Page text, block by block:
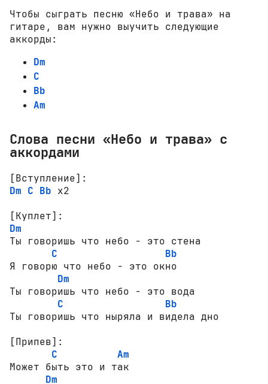
Чтобы сыграть песню «Небо и трава» на
гитаре, вам нужно выучить следующие
аккорды:
Dm
C
Bb
Am
Слова песни «Небо и трава» с
аккордами
[Вступление]:
Dm C Bb x2
[Куплет]:
Dm
Ты говоришь что небо - это стена
C
Bb
Я говорю что небо - это окно
Dm
Ты говоришь что небо - это вода
C
Bb
Ты говоришь что ныряла и видела дно
[Припев]:
C
Am
Может быть это и так
Dm